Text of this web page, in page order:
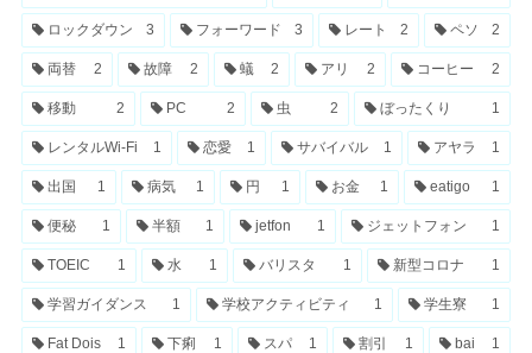
ロックダウン 3 フォーワード 3 レート 2 ペソ 2
両替 2 故障 2 蟻 2 アリ 2 コーヒー 2
移動 2 PC 2 虫 2 ぼったくり 1
レンタルWi-Fi 1 恋愛 1 サバイバル 1 アヤラ 1
出国 1 病気 1 円 1 お金 1 eatigo 1
便秘 1 半額 1 jetfon 1 ジェットフォン 1
TOEIC 1 水 1 バリスタ 1 新型コロナ 1
学習ガイダンス 1 学校アクティビティ 1 学生寮 1
Fat Dois 1 下痢 1 スパ 1 割引 1 bai 1